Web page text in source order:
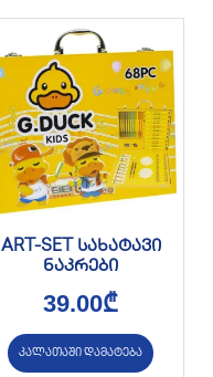
ART-SET სახატავი
ნაკრები
39.00₾
კალათაში დამატება